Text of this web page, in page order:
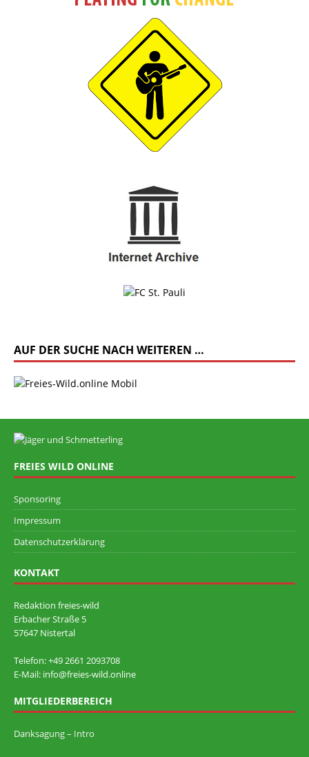
AUF DER SUCHE NACH WEITEREN …
FREIES WILD ONLINE
Sponsoring
Impressum
Datenschutzerklärung
KONTAKT
Redaktion freies-wild
Erbacher Straße 5
57647 Nistertal
Telefon: +49 ‭2661 2093708
E-Mail: info@freies-wild.online
MITGLIEDERBEREICH
Danksagung – Intro